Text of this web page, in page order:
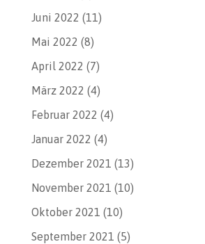
Juni 2022 (11)
Mai 2022 (8)
April 2022 (7)
März 2022 (4)
Februar 2022 (4)
Januar 2022 (4)
Dezember 2021 (13)
November 2021 (10)
Oktober 2021 (10)
September 2021 (5)